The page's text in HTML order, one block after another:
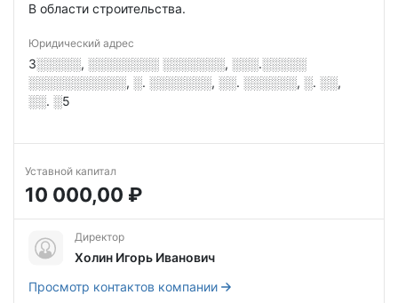
В области строительства.
Юридический адрес
3░░░░░, ░░░░░░░░ ░░░░░░░, ░░░.░░░░░
░░░░░░░░░░░, ░. ░░░░░░░, ░░. ░░░░░░, ░. ░░,
░░. ░5
Уставной капитал
10 000,00 ₽
Директор
Холин Игорь Иванович
Просмотр контактов компании